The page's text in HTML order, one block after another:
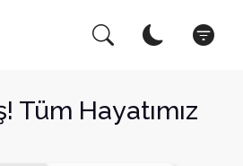
Tüm Hayatımız
Kapat